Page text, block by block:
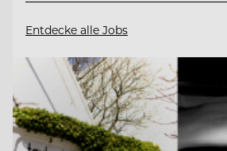
Entdecke alle Jobs